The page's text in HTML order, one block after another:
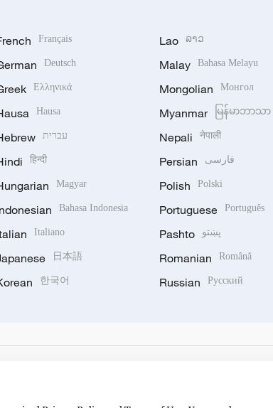
Français
Deutsch
Ελληνικά
Hausa
עברית
हिन्दी
Magyar
Bahasa Indonesia
Italiano
日本語
한국어
Lao ລາວ
Malay Bahasa Melayu
Mongolian Монгол
Myanmar မြန်မာဘာသာ
Nepali नेपाली
Persian فارسی
Polish Polski
Portuguese Português
Pashto پښتو
Romanian Română
Russian Русский